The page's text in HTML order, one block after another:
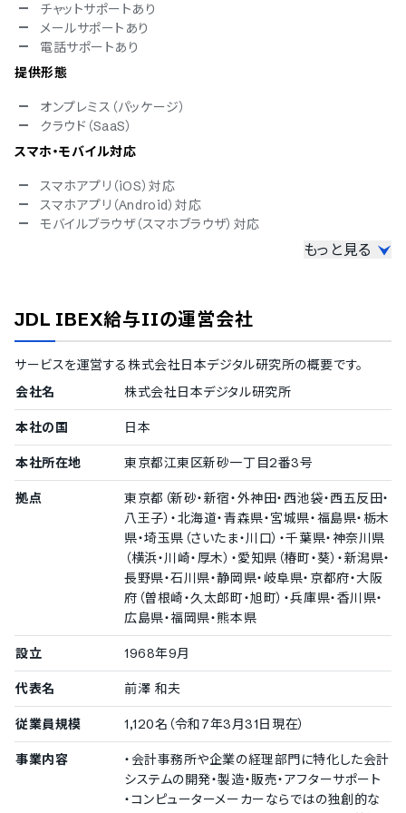
チャットサポートあり
メールサポートあり
電話サポートあり
提供形態
オンプレミス（パッケージ）
クラウド（SaaS）
スマホ・モバイル対応
スマホアプリ（iOS）対応
スマホアプリ（Android）対応
モバイルブラウザ（スマホブラウザ）対応
冗長化
通信の暗号化
IP制限
シングルサインオン
TRUSTe
ISO 9001（品質マネジメント）
対応言語
もっと見る
JDL IBEX給与IIの運営会社
サービスを運営する株式会社日本デジタル研究所の概要です。
会社名
株式会社日本デジタル研究所
本社の国 日本
本社所在地 東京都江東区新砂一丁目2番3号
拠点
東京都（新砂・新宿・外神田・西池袋・西五反田・
八王子）・北海道・青森県・宮城県・福島県・栃木
県・埼玉県（さいたま・川口）・千葉県・神奈川県
（横浜・川崎・厚木）・愛知県（椿町・葵）・新潟県・
長野県・石川県・静岡県・岐阜県・京都府・大阪
府（曽根崎・久太郎町・旭町）・兵庫県・香川県・
広島県・福岡県・熊本県
設立 1968年9月
代表名 前澤 和夫
従業員規模 1,120名（令和7年3月31日現在）
事業内容
・会計事務所や企業の経理部門に特化した会計
システムの開発・製造・販売・アフターサポート
・コンピューターメーカーならではの独創的な